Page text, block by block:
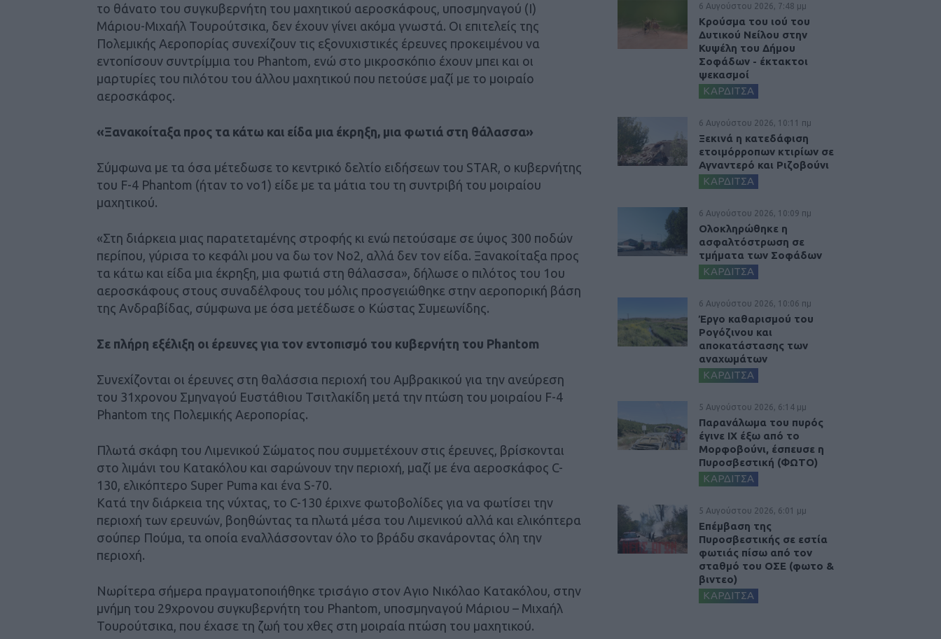
το θάνατο του συγκυβερνήτη του μαχητικού αεροσκάφους, υποσμηναγού (Ι)
Μάριου-Μιχαήλ Τουρούτσικα, δεν έχουν γίνει ακόμα γνωστά. Οι επιτελείς της
Πολεμικής Αεροπορίας συνεχίζουν τις εξονυχιστικές έρευνες προκειμένου να
εντοπίσουν συντρίμμια του Phantom, ενώ στο μικροσκόπιο έχουν μπει και οι
μαρτυρίες του πιλότου του άλλου μαχητικού που πετούσε μαζί με το μοιραίο
αεροσκάφος.
«Ξανακοίταξα προς τα κάτω και είδα μια έκρηξη, μια φωτιά στη θάλασσα»
Σύμφωνα με τα όσα μέτεδωσε το κεντρικό δελτίο ειδήσεων του STAR, ο κυβερνήτης
του F-4 Phantom (ήταν το νο1) είδε με τα μάτια του τη συντριβή του μοιραίου
μαχητικού.
«Στη διάρκεια μιας παρατεταμένης στροφής κι ενώ πετούσαμε σε ύψος 300 ποδών
περίπου, γύρισα το κεφάλι μου να δω τον No2, αλλά δεν τον είδα. Ξανακοίταξα προς
τα κάτω και είδα μια έκρηξη, μια φωτιά στη θάλασσα», δήλωσε ο πιλότος του 1ου
αεροσκάφους στους συναδέλφους του μόλις προσγειώθηκε στην αεροπορική βάση
της Ανδραβίδας, σύμφωνα με όσα μετέδωσε ο Κώστας Συμεωνίδης.
Σε πλήρη εξέλιξη οι έρευνες για τον εντοπισμό του κυβερνήτη του Phantom
Συνεχίζονται οι έρευνες στη θαλάσσια περιοχή του Αμβρακικού για την ανεύρεση
του 31χρονου Σμηναγού Ευστάθιου Τσιτλακίδη μετά την πτώση του μοιραίου F-4
Phantom της Πολεμικής Αεροπορίας.
Πλωτά σκάφη του Λιμενικού Σώματος που συμμετέχουν στις έρευνες, βρίσκονται
στο λιμάνι του Κατακόλου και σαρώνουν την περιοχή, μαζί με ένα αεροσκάφος C-
130, ελικόπτερο Super Puma και ένα S-70.
Κατά την διάρκεια της νύχτας, το C-130 έριχνε φωτοβολίδες για να φωτίσει την
περιοχή των ερευνών, βοηθώντας τα πλωτά μέσα του Λιμενικού αλλά και ελικόπτερα
σούπερ Πούμα, τα οποία εναλλάσσονταν όλο το βράδυ σκανάροντας όλη την
περιοχή.
Νωρίτερα σήμερα πραγματοποιήθηκε τρισάγιο στον Αγιο Νικόλαο Κατακόλου, στην
μνήμη του 29χρονου συγκυβερνήτη του Phantom, υποσμηναγού Μάριου – Μιχαήλ
Τουρούτσικα, που έχασε τη ζωή του χθες στη μοιραία πτώση του μαχητικού.
6 Αυγούστου 2026, 7:48 μμ
Κρούσμα του ιού του
Δυτικού Νείλου στην
Κυψέλη του Δήμου
Σοφάδων - έκτακτοι
ψεκασμοί
ΚΑΡΔΙΤΣΑ
6 Αυγούστου 2026, 10:11 πμ
Ξεκινά η κατεδάφιση
ετοιμόρροπων κτιρίων σε
Αγναντερό και Ριζοβούνι
ΚΑΡΔΙΤΣΑ
6 Αυγούστου 2026, 10:09 πμ
Ολοκληρώθηκε η
ασφαλτόστρωση σε
τμήματα των Σοφάδων
ΚΑΡΔΙΤΣΑ
6 Αυγούστου 2026, 10:06 πμ
Έργο καθαρισμού του
Ρογόζινου και
αποκατάστασης των
αναχωμάτων
ΚΑΡΔΙΤΣΑ
5 Αυγούστου 2026, 6:14 μμ
Παρανάλωμα του πυρός
έγινε ΙΧ έξω από το
Μορφοβούνι, έσπευσε η
Πυροσβεστική (ΦΩΤΟ)
ΚΑΡΔΙΤΣΑ
5 Αυγούστου 2026, 6:01 μμ
Επέμβαση της
Πυροσβεστικής σε εστία
φωτιάς πίσω από τον
σταθμό του ΟΣΕ (φωτο &
βιντεο)
ΚΑΡΔΙΤΣΑ